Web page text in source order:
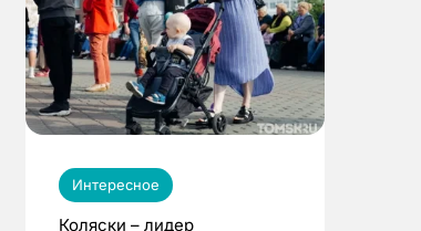
Интересное
Коляски – лидер